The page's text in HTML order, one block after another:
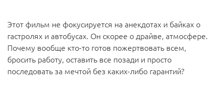
Этот фильм не фокусируется на анекдотах и байках о
гастролях и автобусах. Он скорее о драйве, атмосфере.
Почему вообще кто-то готов пожертвовать всем,
бросить работу, оставить все позади и просто
последовать за мечтой без каких-либо гарантий?